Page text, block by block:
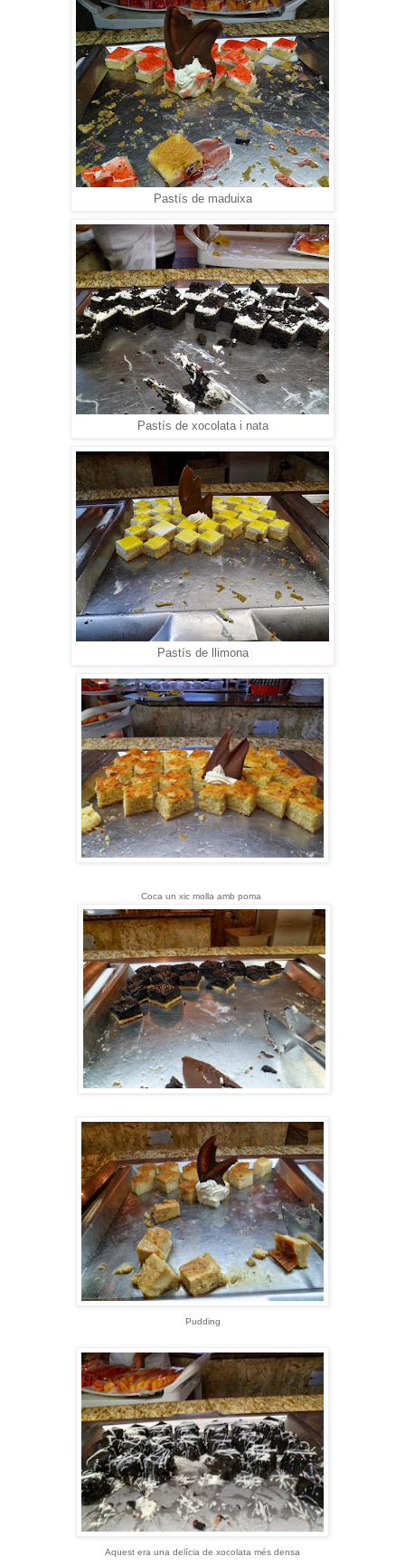
Pastís de maduixa
Pastís de xocolata i nata
Pastís de llimona
Coca un xic molla amb poma
Pudding
Aquest era una delícia de xocolata més densa